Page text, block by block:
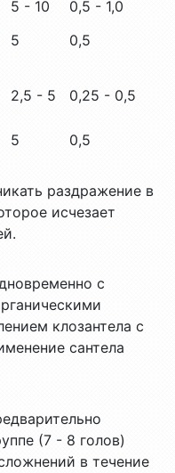
5 - 10
0,5 - 1,0
5
0,5
2,5 - 5 0,25 - 0,5
5
0,5
раздражение в
исчезает
с
клозантела с
сантела
(7 - 8 голов)
в течение